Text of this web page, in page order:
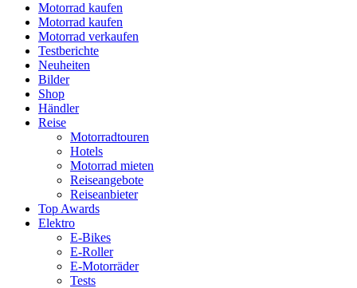
Motorrad kaufen
Motorrad kaufen
Motorrad verkaufen
Testberichte
Neuheiten
Bilder
Shop
Händler
Reise
Motorradtouren
Hotels
Motorrad mieten
Reiseangebote
Reiseanbieter
Top Awards
Elektro
E-Bikes
E-Roller
E-Motorräder
Tests